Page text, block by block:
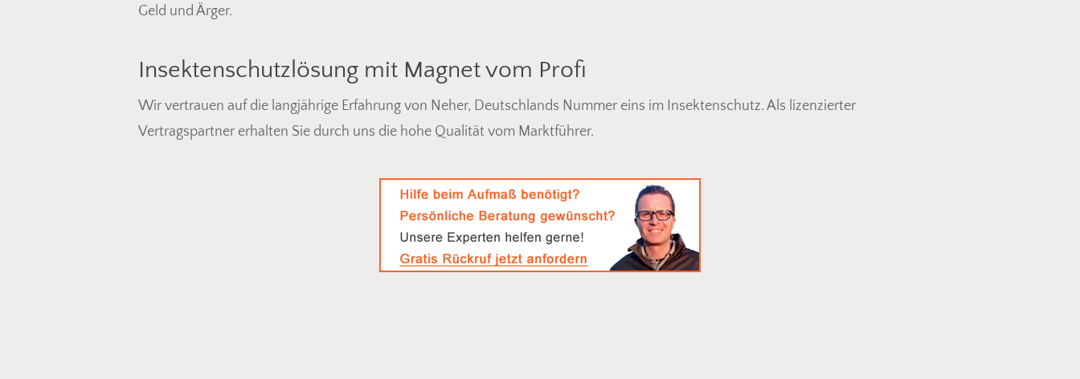
Geld und Ärger.
Insektenschutzlösung mit Magnet vom Profi
Wir vertrauen auf die langjährige Erfahrung von Neher, Deutschlands Nummer eins im Insektenschutz. Als lizenzierter
Vertragspartner erhalten Sie durch uns die hohe Qualität vom Marktführer.